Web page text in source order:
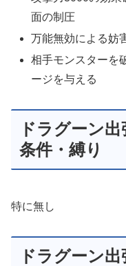
面の制圧
万能無効による妨
相手モンスターを
ージを与える
ドラグーン
条件・縛り
特に無し
ドラグーン